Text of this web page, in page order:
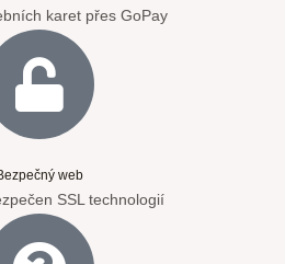
karet přes GoPay
web
SSL technologií